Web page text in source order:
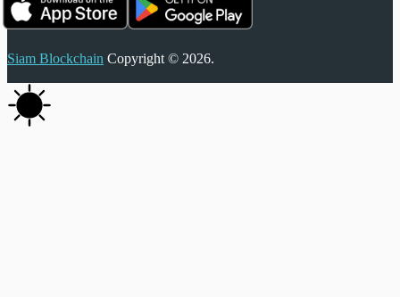
Siam Blockchain Copyright © 2026.